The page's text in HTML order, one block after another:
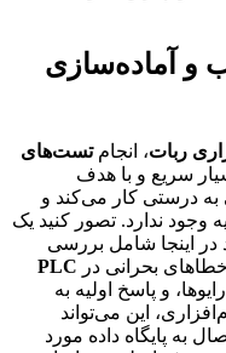
و آماده‌سازی
ربات، انجامتست‌های
سریع و با هدف
درستی کار می‌کند و
وجود ندارد. تصور کنید یک
اینجا شامل بررسی
بحرانی در PLC
درایوها، و پاسخ اولیه به
این می‌تواند
به پایگاه داده مورد